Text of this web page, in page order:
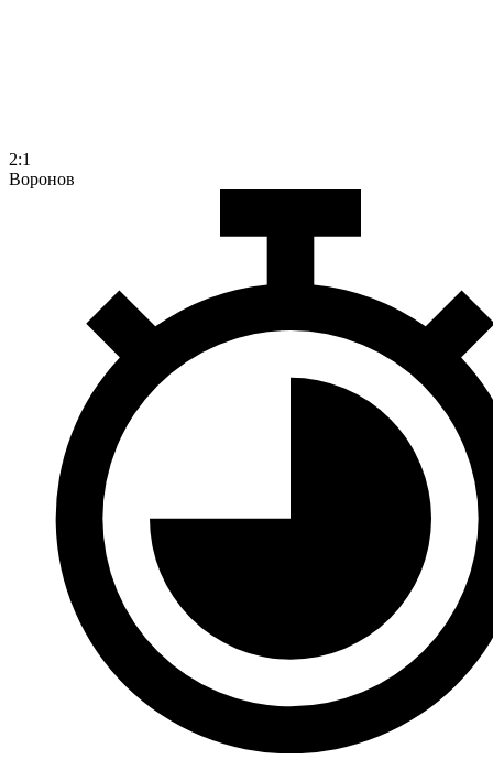
2:1
Воронов